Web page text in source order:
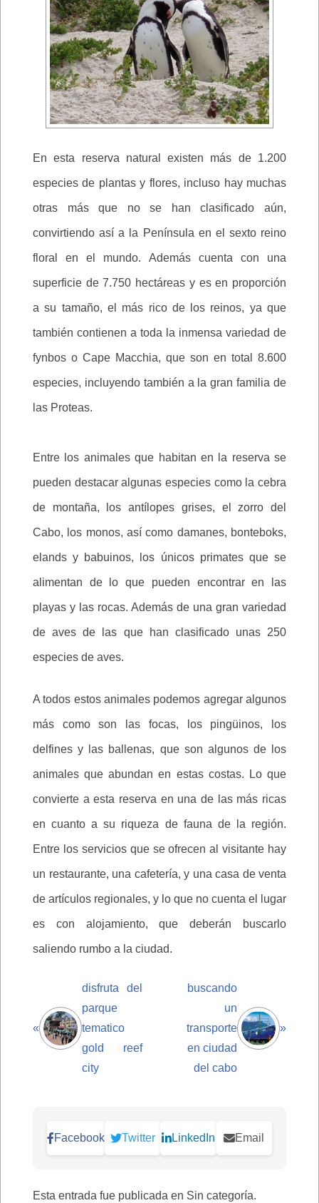
En esta reserva natural existen más de 1.200
especies de plantas y flores, incluso hay muchas
otras más que no se han clasificado aún,
convirtiendo así a la Península en el sexto reino
floral en el mundo. Además cuenta con una
superficie de 7.750 hectáreas y es en proporción
a su tamaño, el más rico de los reinos, ya que
también contienen a toda la inmensa variedad de
fynbos o Cape Macchia, que son en total 8.600
especies, incluyendo también a la gran familia de
las Proteas.
Entre los animales que habitan en la reserva se
pueden destacar algunas especies como la cebra
de montaña, los antílopes grises, el zorro del
Cabo, los monos, así como damanes, bonteboks,
elands y babuinos, los únicos primates que se
alimentan de lo que pueden encontrar en las
playas y las rocas. Además de una gran variedad
de aves de las que han clasificado unas 250
especies de aves.
A todos estos animales podemos agregar algunos
más como son las focas, los pingüinos, los
delfines y las ballenas, que son algunos de los
animales que abundan en estas costas. Lo que
convierte a esta reserva en una de las más ricas
en cuanto a su riqueza de fauna de la región.
Entre los servicios que se ofrecen al visitante hay
un restaurante, una cafetería, y una casa de venta
de artículos regionales, y lo que no cuenta el lugar
es con alojamiento, que deberán buscarlo
saliendo rumbo a la ciudad.
«
disfruta del
parque
tematico
gold reef
city
buscando
un
transporte
en ciudad
del cabo
»
Facebook Twitter LinkedIn Email
Esta entrada fue publicada en Sin categoría.